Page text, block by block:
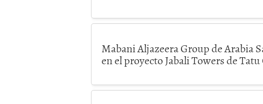
Mabani Aljazeera Group de Arabia
en el proyecto Jabali Towers de